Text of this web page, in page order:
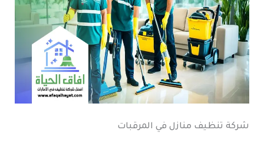
شركة تنظيف منازل في المرقبات